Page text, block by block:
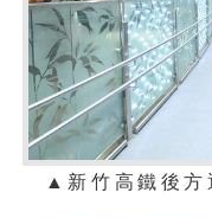
▲ 新竹 高鐵後方